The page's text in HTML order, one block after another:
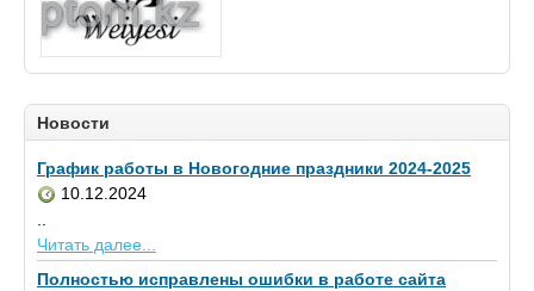
Новости
График работы в Новогодние праздники 2024-2025
10.12.2024
..
Читать далее...
Полностью исправлены ошибки в работе сайта